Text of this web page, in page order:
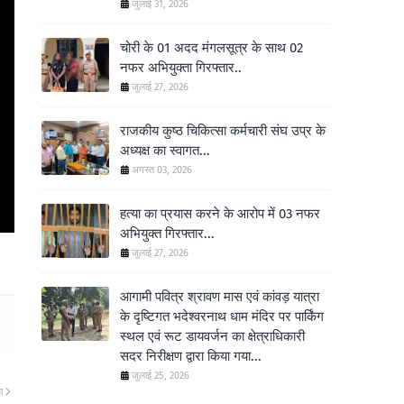
जुलाई 31, 2026
चोरी के 01 अदद मंगलसूत्र के साथ 02
नफर अभियुक्ता गिरफ्तार..
जुलाई 27, 2026
राजकीय कुष्ठ चिकित्सा कर्मचारी संघ उप्र के
अध्यक्ष का स्वागत...
अगस्त 03, 2026
हत्या का प्रयास करने के आरोप में 03 नफर
अभियुक्त गिरफ्तार...
जुलाई 27, 2026
आगामी पवित्र श्रावण मास एवं कांवड़ यात्रा
के दृष्टिगत भदेश्वरनाथ धाम मंदिर पर पार्किंग
स्थल एवं रूट डायवर्जन का क्षेत्राधिकारी
सदर निरीक्षण द्वारा किया गया...
जुलाई 25, 2026